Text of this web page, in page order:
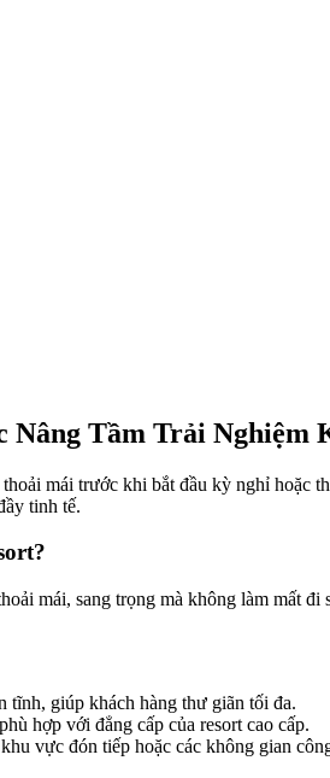
Nâng Tầm Trải Nghiệm
mái trước khi bắt đầu kỳ nghỉ hoặc
tinh tế.
mái, sang trọng mà không làm mất
tĩnh, giúp khách hàng thư giãn tối đa.
hợp với đẳng cấp của resort cao cấp.
vực đón tiếp hoặc các không gian